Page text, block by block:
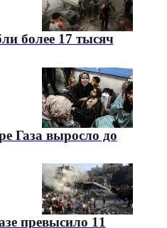
более 17 тысяч
Газа выросло до
превысило 11